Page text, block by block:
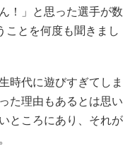
！」と思った選手が数
ことを何度も聞きまし
時代に遊びすぎてしま
た理由もあるとは思い
ところにあり、それが